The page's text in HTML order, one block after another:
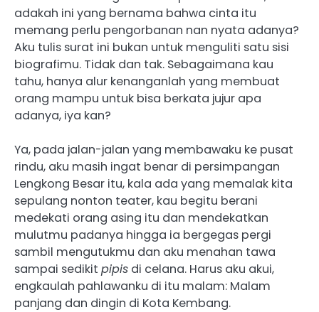
adakah ini yang bernama bahwa cinta itu
memang perlu pengorbanan nan nyata adanya?
Aku tulis surat ini bukan untuk menguliti satu sisi
biografimu. Tidak dan tak. Sebagaimana kau
tahu, hanya alur kenanganlah yang membuat
orang mampu untuk bisa berkata jujur apa
adanya, iya kan?
Ya, pada jalan-jalan yang membawaku ke pusat
rindu, aku masih ingat benar di persimpangan
Lengkong Besar itu, kala ada yang memalak kita
sepulang nonton teater, kau begitu berani
medekati orang asing itu dan mendekatkan
mulutmu padanya hingga ia bergegas pergi
sambil mengutukmu dan aku menahan tawa
sampai sedikit pipis di celana. Harus aku akui,
engkaulah pahlawanku di itu malam: Malam
panjang dan dingin di Kota Kembang.